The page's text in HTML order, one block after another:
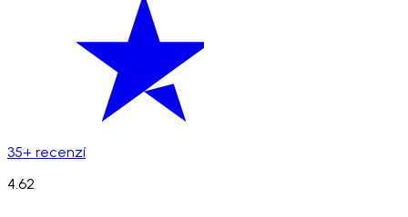
35+ recenzí
4.62